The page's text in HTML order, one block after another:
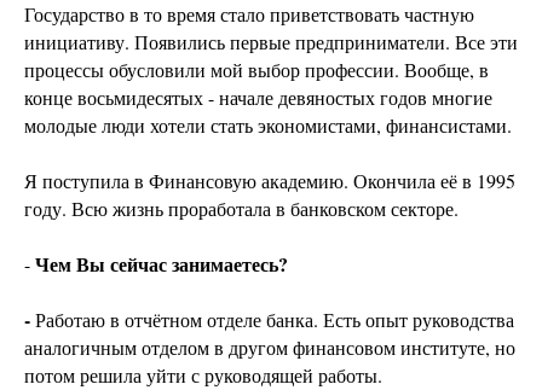
Государство в то время стало приветствовать частную
инициативу. Появились первые предприниматели. Все эти
процессы обусловили мой выбор профессии. Вообще, в
конце восьмидесятых - начале девяностых годов многие
молодые люди хотели стать экономистами, финансистами.
Я поступила в Финансовую академию. Окончила её в 1995
году. Всю жизнь проработала в банковском секторе.
-Чем Вы сейчас занимаетесь?
-Работаю в отчётном отделе банка. Есть опыт руководства
аналогичным отделом в другом финансовом институте, но
потом решила уйти с руководящей работы.